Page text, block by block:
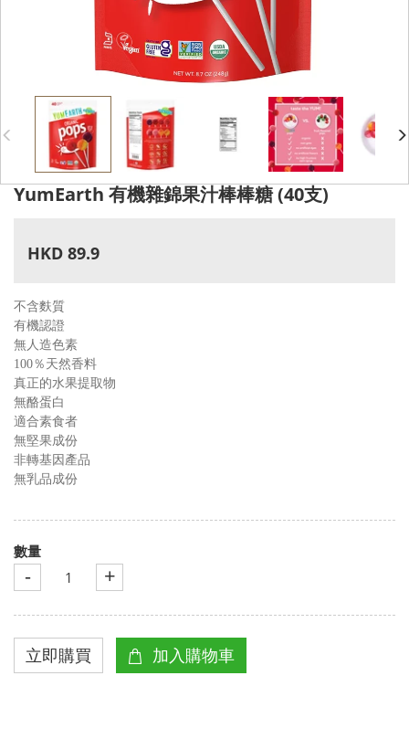
YumEarth 有機雜錦果汁棒棒糖 (40支)
HKD 89.9
不含麩質
有機認證
無人造色素
100％ 天然香料
真正的水果提取物
無酪蛋白
適合素食者
無堅果成份
非轉基 因產品
無乳品成份
數量
- +